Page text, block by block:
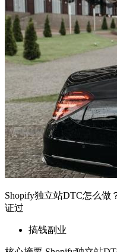
Shopify独立站DTC怎么做